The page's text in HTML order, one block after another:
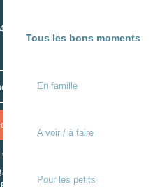
Tous les bons moments
En famille
A voir / à faire
Pour les petits
MUGRON
voir
trajet